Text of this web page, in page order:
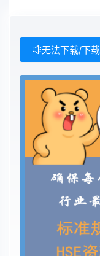
造企业充分看到
竟争优势,减少
焊机行业一件令
取得了巨大的成
一个突出特点是
力度,这在10年
面,说明参展企
个特点是产品外
行业多年的传统
滥造到精心设计
是生产通用焊机
第四个特点是生
国企业数量在增
焊机辅具的中国
无法下载/下